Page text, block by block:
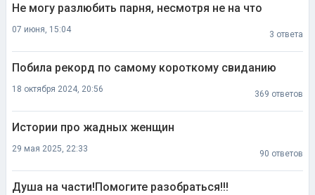
Не могу разлюбить парня, несмотря не на что
07 июня, 15:04
3 ответа
Побила рекорд по самому короткому свиданию
18 октября 2024, 20:56
369 ответов
Истории про жадных женщин
29 мая 2025, 22:33
90 ответов
Душа на части!Помогите разобраться!!!